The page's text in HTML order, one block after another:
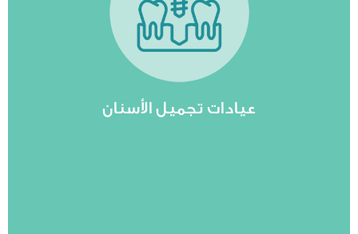
عيادات تجميل الأسنان
حديثة وكادر محترف لتقديم أفضل الممارسات
في طب الأسنان "يجمع لكم موقع عيادات أفضل
الأسنان في السعودية ومصر والإمارات وغيرها
العربي وتركيا، من خلال عرض الخدمات
في كل عيادة والكثير من التفاصيل الأخرى"